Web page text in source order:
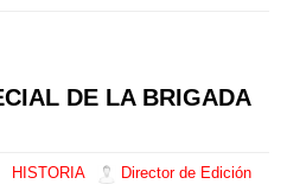
DE LA BRIGADA
HISTORIA Director de Edición